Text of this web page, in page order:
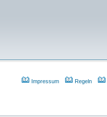
Impressum
Regeln